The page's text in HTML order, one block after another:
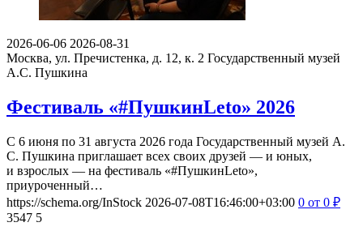
2026-06-06 2026-08-31
Москва, ул. Пречистенка, д. 12, к. 2 Государственный музей
А.С. Пушкина
Фестиваль «#ПушкинLeto» 2026
С 6 июня по 31 августа 2026 года Государственный музей А.
С. Пушкина приглашает всех своих друзей — и юных,
и взрослых — на фестиваль «#ПушкинLeto»,
приуроченный…
https://schema.org/InStock 2026-07-08T16:46:00+03:00 0 от 0 ₽
3547 5